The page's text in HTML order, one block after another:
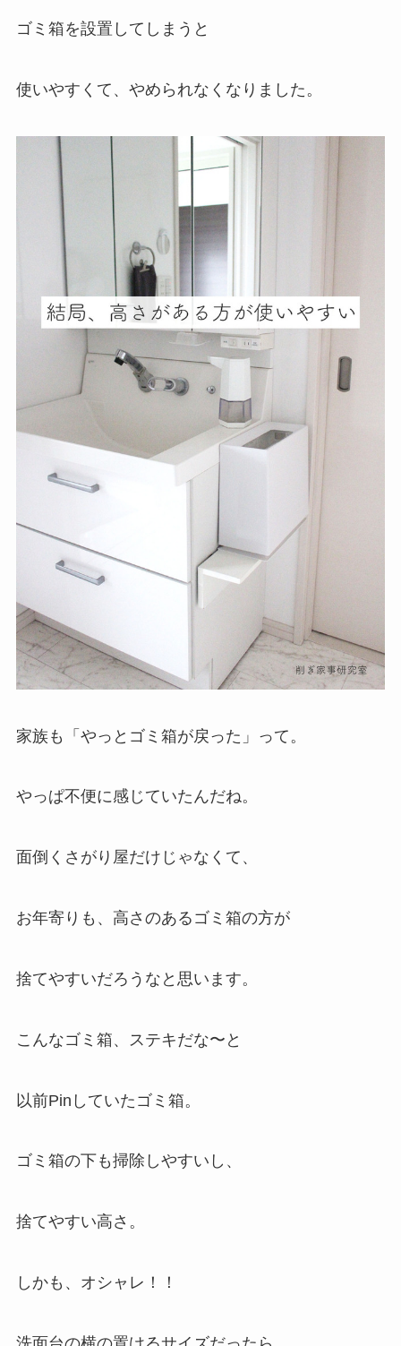
ゴミ箱を設置してしまうと
使いやすくて、やめられなくなりました。
家族も「やっとゴミ箱が戻った」って。
やっぱ不便に感じていたんだね。
面倒くさがり屋だけじゃなくて、
お年寄りも、高さのあるゴミ箱の方が
捨てやすいだろうなと思います。
こんなゴミ箱、ステキだな〜と
以前Pinしていたゴミ箱。
ゴミ箱の下も掃除しやすいし、
捨てやすい高さ。
しかも、オシャレ！！